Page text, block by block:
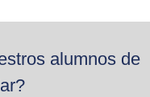
alumnos de